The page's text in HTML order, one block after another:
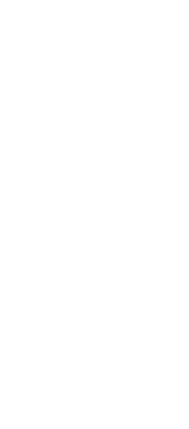
ইসলামিক
ফখরুলের
নেতৃত্বাধীন ১১
ও ক্ষতিপূরণ চাইল
নেতার বিরুদ্ধে
পুলিশের কাছে
এবং জোরপূর্বক গর্ভপাতের
সফরে আগ্রহ প্রকাশ
আগস্ট নয়াপল্টনে সমাবেশ
সংসার চালাতেন
শীর্ষ সন্ত্রাসী ডেভিড ইমন,
বিয়ের প্রলোভনে ধর্ষণ এবং
বিরুদ্ধে